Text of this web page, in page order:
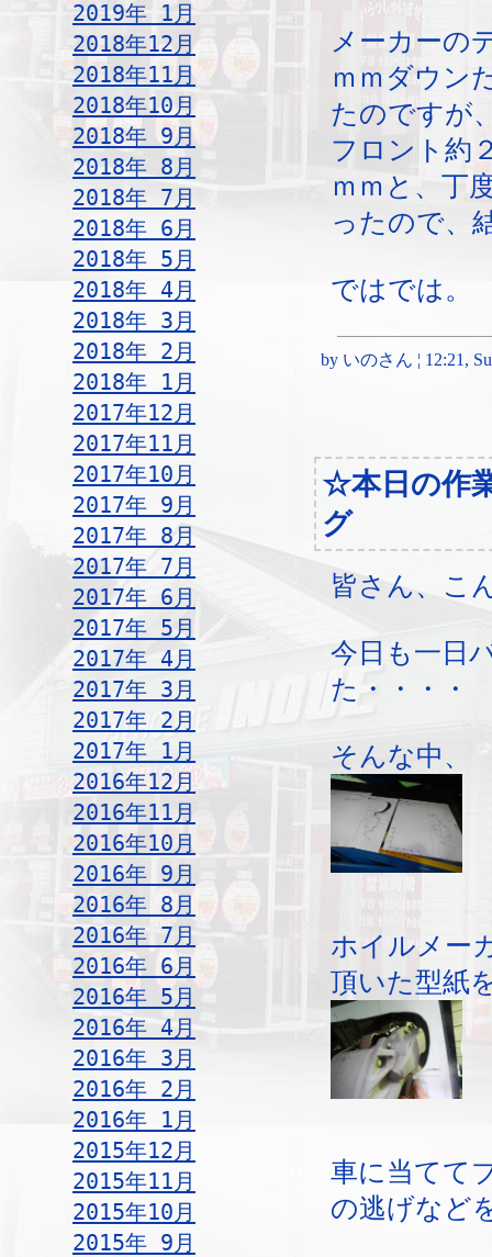
2019年 1月
2018年12月
2018年11月
2018年10月
2018年 9月
2018年 8月
2018年 7月
2018年 6月
2018年 5月
2018年 4月
2018年 3月
2018年 2月
2018年 1月
2017年12月
2017年11月
2017年10月
2017年 9月
2017年 8月
2017年 7月
2017年 6月
2017年 5月
2017年 4月
2017年 3月
2017年 2月
2017年 1月
2016年12月
2016年11月
2016年10月
2016年 9月
2016年 8月
2016年 7月
2016年 6月
2016年 5月
2016年 4月
2016年 3月
2016年 2月
2016年 1月
2015年12月
2015年11月
2015年10月
2015年 9月
メーカーの
ｍｍダウン
たのですが
フロント約
ｍｍと、丁
ったので、
ではでは。
by いのさん ¦ 12:21,
☆本日の作
グ
皆さん、こ
今日も一日
た・・・・
そんな中、
ホイルメー
頂いた型紙
車に当てて
の逃げなど